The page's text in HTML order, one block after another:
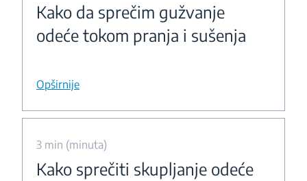
Kako da sprečim gužvanje
odeće tokom pranja i sušenja
Opširnije
3 min (minuta)
Kako sprečiti skupljanje odeće